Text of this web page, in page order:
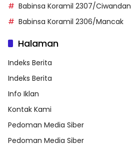
Babinsa Koramil 2307/Ciwandan
Babinsa Koramil 2306/Mancak
Halaman
Indeks Berita
Indeks Berita
Info Iklan
Kontak Kami
Pedoman Media Siber
Pedoman Media Siber